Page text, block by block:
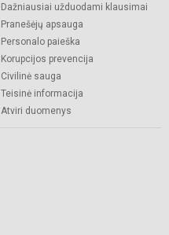
Dažniausiai užduodami klausimai
Pranešėjų apsauga
Personalo paieška
Korupcijos prevencija
Civilinė sauga
Teisinė informacija
Atviri duomenys